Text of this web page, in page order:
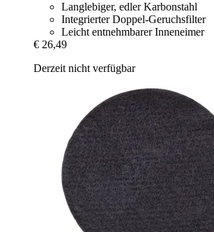
Langlebiger, edler Karbonstahl
Integrierter Doppel-Geruchsfilter
Leicht entnehmbarer Inneneimer
€ 26,49
Derzeit nicht verfügbar